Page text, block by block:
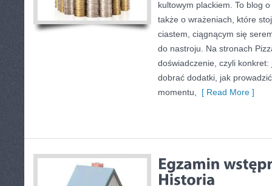
kultowym plackiem. To blog
także o wrażeniach, które
ciastem, ciągnącym się
do nastroju. Na stronach
doświadczenie, czyli
dobrać dodatki, jak
momentu,
[ Read More ]